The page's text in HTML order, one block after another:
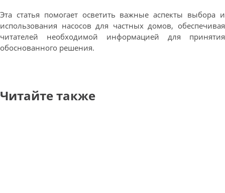
Эта статья помогает осветить важные аспекты выбора и
использования насосов для частных домов, обеспечивая
читателей необходимой информацией для принятия
обоснованного решения.
Читайте также